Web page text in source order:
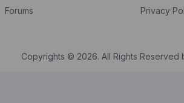
Forums Privacy
Copyrights © 2026. All Rights Reserved